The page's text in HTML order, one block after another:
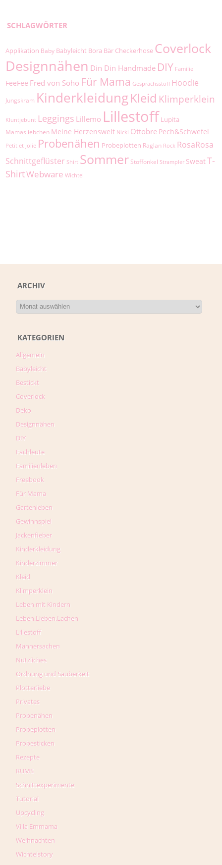
SCHLAGWÖRTER
Applikation Baby Babyleicht Bora Bär Checkerhose Coverlock
Designnähen Din Din Handmade DIY Familie
FeeFee Fred von Soho Für Mama Gesprächsstoff Hoodie
Jungskram KinderkleidungKleid Klimperklein
Kluntjebunt Leggings Lillemo Lillestoff Lupita
Mamasliebchen Meine Herzenswelt Nicki Ottobre Pech&Schwefel
Petit et Jolie Probenähen Probeplotten Raglan Rock RosaRosa
Schnittgeflüster Shirt Sommer Stoffonkel Strampler SweatT-
ShirtWebware Wichtel
ARCHIV
KATEGORIEN
Allgemein
Babyleicht
Bestickt
Coverlock
Deko
Designnähen
DIY
Fachleute
Familienleben
Freebook
Für Mama
Gartenleben
Gewinnspiel
Jackenfieber
Kinderkleidung
Kinderzimmer
Kleid
Klimperklein
Leben mit Kindern
Leben.Lieben.Lachen
Lillestoff
Männersachen
Nützliches
Ordnung und Sauberkeit
Plotterliebe
Privates
Probenähen
Probeplotten
Probesticken
Rezepte
RUMS
Schnittexperimente
Tutorial
Upcycling
Villa Emmama
Weihnachten
Wichtelstory